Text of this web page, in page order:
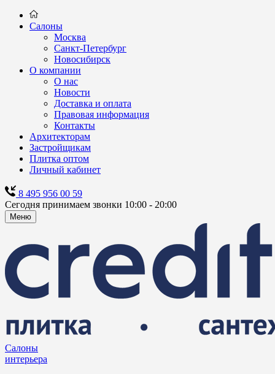
Салоны
Москва
Санкт-Петербург
Новосибирск
О компании
О нас
Новости
Доставка и оплата
Правовая информация
Контакты
Архитекторам
Застройщикам
Плитка оптом
Личный кабинет
8 495 956 00 59
Сегодня принимаем звонки 10:00 - 20:00
Меню
Салоны
интерьера